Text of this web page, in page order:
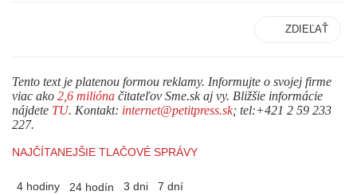
ZDIEĽAŤ
Tento text je platenou formou reklamy. Informujte o svojej firme
viac ako 2,6 milióna čitateľov Sme.sk aj vy. Bližšie informácie
nájdete TU. Kontakt: internet@petitpress.sk; tel:+421 2 59 233
227.
NAJČÍTANEJŠIE TLAČOVÉ SPRÁVY
4 hodiny 24 hodín 3 dni 7 dní